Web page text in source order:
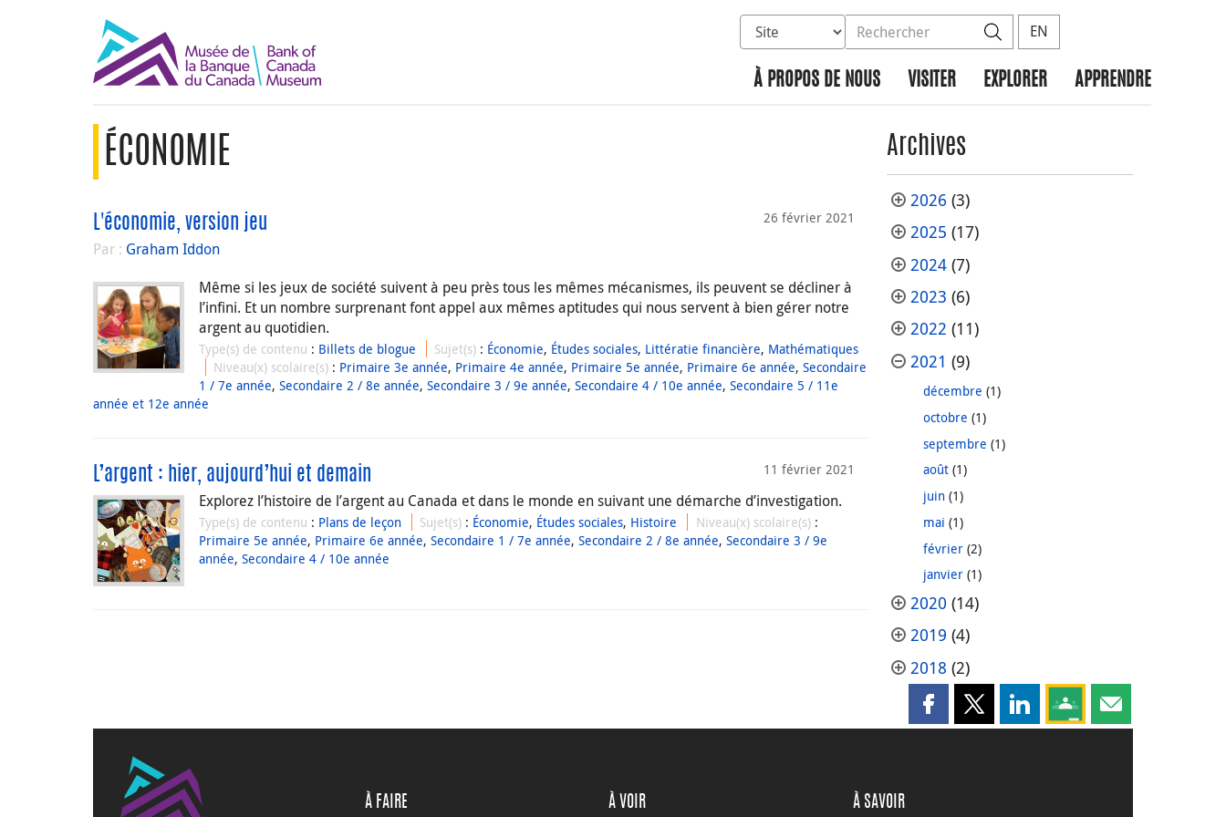
Sélectionnez la base de données à rechercher
Rechercher dans le site Rechercher
EN
À PROPOS DE NOUS VISITER EXPLORER APPRENDRE
ÉCONOMIE
26 février 2021
L'économie, version jeu
Par : Graham Iddon
Même si les jeux de société suivent à peu près tous les mêmes mécanismes, ils peuvent se décliner à
l’infini. Et un nombre surprenant font appel aux mêmes aptitudes qui nous servent à bien gérer notre
argent au quotidien.
Type(s) de contenu : Billets de blogue Sujet(s) : Économie, Études sociales, Littératie financière, Mathématiques
Niveau(x) scolaire(s) : Primaire 3e année, Primaire 4e année, Primaire 5e année, Primaire 6e année,Secondaire
1 / 7e année, Secondaire 2 / 8e année, Secondaire 3 / 9e année, Secondaire 4 / 10e année, Secondaire 5 / 11e
année et 12e année
11 février 2021
L’argent : hier, aujourd’hui et demain
Explorez l’histoire de l’argent au Canada et dans le monde en suivant une démarche d’investigation.
Type(s) de contenu : Plans de leçon Sujet(s) : Économie, Études sociales, Histoire Niveau(x) scolaire(s) :
Primaire 5e année, Primaire 6e année, Secondaire 1 / 7e année, Secondaire 2 / 8e année, Secondaire 3 / 9e
année, Secondaire 4 / 10e année
Archives
2026 (3)
2025 (17)
2024(7)
2023 (6)
2022 (11)
2021 (9)
décembre (1)
octobre (1)
septembre (1)
août(1)
juin(1)
mai (1)
février(2)
janvier(1)
2020 (14)
2019 (4)
2018 (2)
Partager cette page sur Facebook
Partager cette page sur X
Partager cette page sur
Partagez cette page sur
Partager cette
À FAIRE À VOIR À SAVOIR